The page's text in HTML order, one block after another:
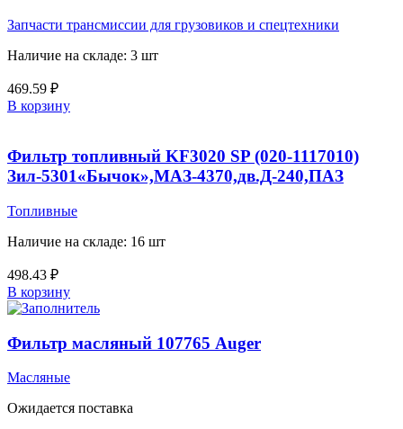
Запчасти трансмиссии для грузовиков и спецтехники
Наличие на складе: 3 шт
469.59 ₽
В корзину
Фильтр топливный KF3020 SP (020-1117010)
Зил-5301«Бычок»,МАЗ-4370,дв.Д-240,ПАЗ
Топливные
Наличие на складе: 16 шт
498.43 ₽
В корзину
Фильтр масляный 107765 Auger
Масляные
Ожидается поставка